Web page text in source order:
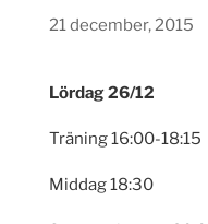
21 december, 2015
Lördag 26/12
Träning 16:00-18:15
Middag 18:30